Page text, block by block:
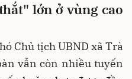
lớn ở vùng cao
Chủ tịch UBND xã Trà
vẫn còn nhiều tuyến